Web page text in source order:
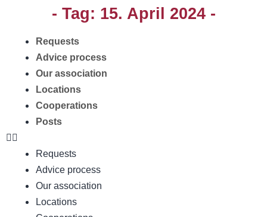
- Tag: 15. April 2024-
Requests
Advice process
Our association
Locations
Cooperations
Posts
Requests
Advice process
Our association
Locations